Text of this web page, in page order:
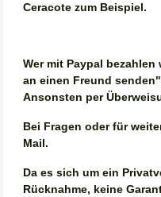
Ceracote zum Beispiel.
Wer mit Paypal
an einen Freund
Ansonsten per
Bei Fragen oder für
Mail.
Da es sich um ein
Rücknahme, keine